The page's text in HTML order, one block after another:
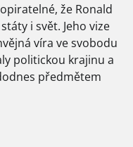
že Ronald
i svět. Jeho vize
víra ve svobodu
politickou krajinu a
předmětem